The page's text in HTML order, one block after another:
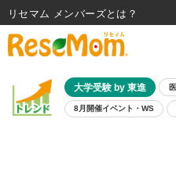
大学受験 by 東進
8月開催イベント・WS
リセマム メンバーズ